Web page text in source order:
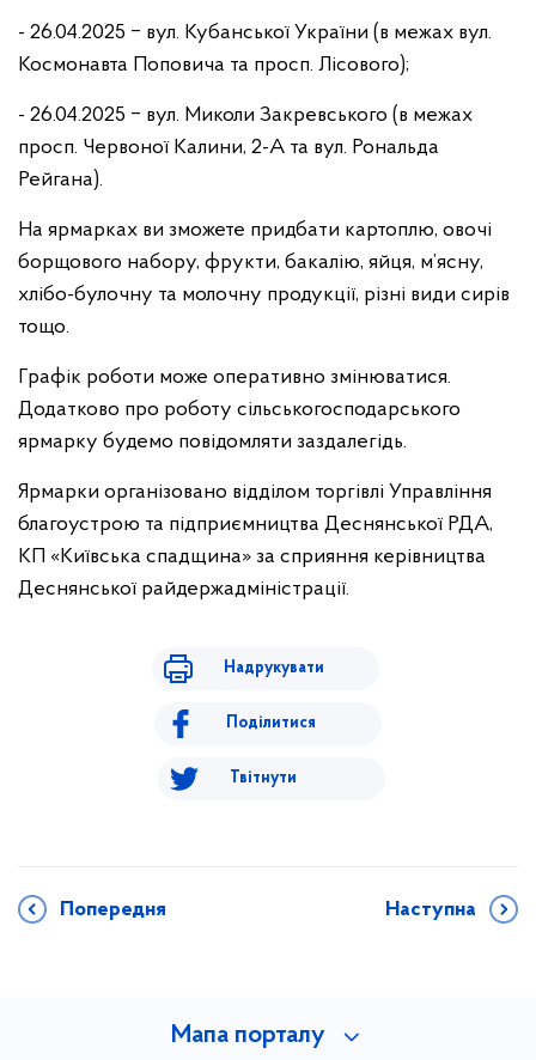
- 26.04.2025 ‒ вул. Кубанської України (в межах вул.
Космонавта Поповича та просп. Лісового);
- 26.04.2025 ‒ вул. Миколи Закревського (в межах
просп. Червоної Калини, 2-А та вул. Рональда
Рейгана).
На ярмарках ви зможете придбати картоплю, овочі
борщового набору, фрукти, бакалію, яйця, м’ясну,
хлібо-булочну та молочну продукції, різні види сирів
тощо.
Графік роботи може оперативно змінюватися.
Додатково про роботу сільськогосподарського
ярмарку будемо повідомляти заздалегідь.
Ярмарки організовано відділом торгівлі Управління
благоустрою та підприємництва Деснянської РДА,
КП «Київська спадщина» за сприяння керівництва
Деснянської райдержадміністрації.
Надрукувати
Поділитися
Твітнути
Попередня Наступна
Мапа порталу